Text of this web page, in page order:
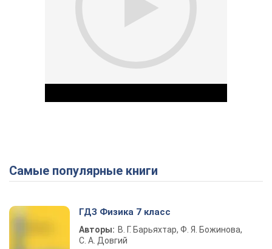
Play Video
Самые популярные книги
ГДЗ Физика 7 класс
Авторы: В. Г. Барьяхтар, Ф. Я. Божинова,
С. А. Довгий